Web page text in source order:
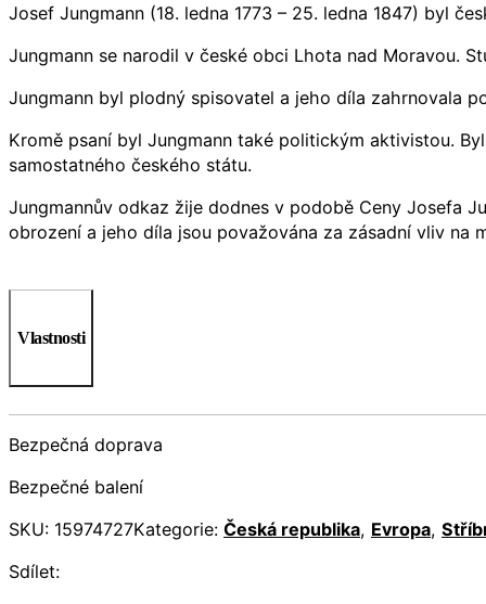
Josef Jungmann (18. ledna 1773 – 25. ledna 1847) byl
Jungmann se narodil v české obci Lhota nad Moravou.
Jungmann byl plodný spisovatel a jeho díla zahrnovala
Kromě psaní byl Jungmann také politickým aktivistou.
samostatného českého státu.
Jungmannův odkaz žije dodnes v podobě Ceny Josefa
obrození a jeho díla jsou považována za zásadní vliv na
Vlastnosti
Bezpečná doprava
Bezpečné balení
SKU: 15974727Kategorie: Česká republika, Evropa,
Sdílet: